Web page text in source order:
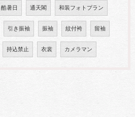
酷暑日 通天閣 和装フォトプラン
引き振袖 振袖 紋付袴 留袖
持込禁止 衣裳 カメラマン